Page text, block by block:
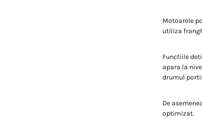
Motoarele
utiliza
Functiile
apara la
drumul
De
optimizat.